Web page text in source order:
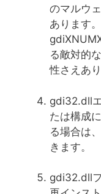
のマルウ
あります
る敵対的
性さえあり
gdi32.dll
たは構成
る場合は
きます。
gdi32.dll